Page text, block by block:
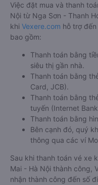
Việc đặt mua và thanh
Nội từ Nga Sơn - Thanh
khi Vexere.com hỗ trợ
bao gồm:
Thanh toán bằng
siêu thị gần nhà.
Thanh toán bằng
Card, JCB).
Thanh toán bằng
tuyến (Internet
Thanh toán bằng
Bên cạnh đó, quý
thông qua các ví
Sau khi thanh toán vé xe
Mai - Hà Nội thành công,
nhận thành công đến số